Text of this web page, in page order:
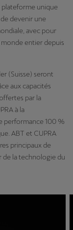
plateforme unique
devenir une
avec pour
entier depuis
(Suisse) seront
aux capacités
par la
à la
performance 100 %
ABT et CUPRA
principaux de
de la technologie du